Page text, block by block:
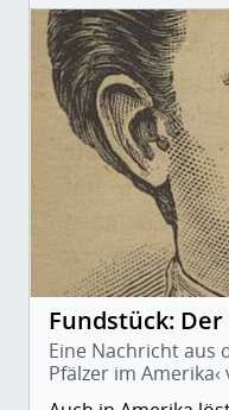
Fundstück:
Eine Nachricht aus
Pfälzer im Amerika‹